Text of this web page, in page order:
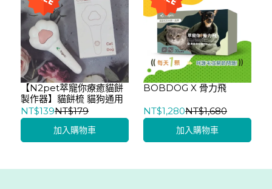
【N2pet萃寵你療癒貓餅
製作器】貓餅梳 貓狗通用
NT$139NT$179
加入購物車
BOBDOG X 骨力飛
NT$1,280NT$1,680
加入購物車